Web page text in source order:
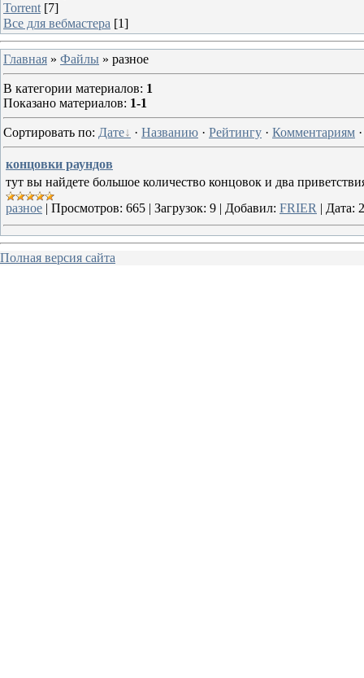
Torrent [7]
Все для вебмастера [1]
Главная » Файлы » разное
В категории материалов: 1
Показано материалов: 1-1
Сортировать по: Дате · Названию · Рейтингу · Комментариям
концовки раундов
тут вы найдете большое количество концовок и два
разное | Просмотров: 665 | Загрузок: 9 | Добавил: FRIER | Дата:
Полная версия сайта